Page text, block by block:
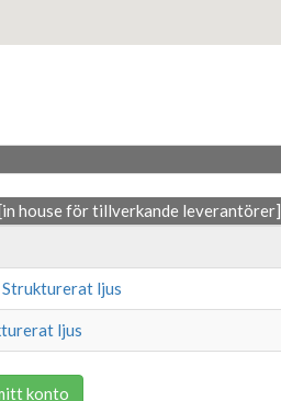
house för tillverkande leverantörer]
ljus
ljus
konto